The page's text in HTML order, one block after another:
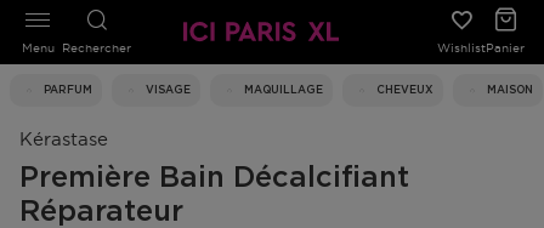
Rechercher WishlistPanier
PARFUM VISAGE MAQUILLAGE CHEVEUX MAISON
Menu
Kérastase
Première Bain Décalcifiant
Réparateur